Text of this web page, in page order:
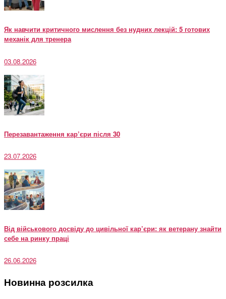
Як навчити критичного мислення без нудних лекцій: 5 готових
механік для тренера
03.08.2026
Перезавантаження кар’єри після 30
23.07.2026
Від військового досвіду до цивільної кар’єри: як ветерану знайти
себе на ринку праці
26.06.2026
Новинна розсилка